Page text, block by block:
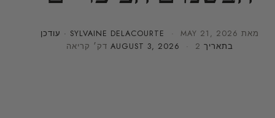
מאת SYLVAINE DELACOURTE · MAY 21, 2026
· עודכן
בתאריך
AUGUST 3, 2026 · 2 דק׳ קריאה